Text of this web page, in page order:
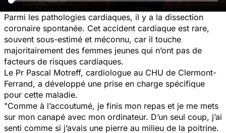
Parmi les pathologies cardiaques, il y a la dissection
coronaire spontanée. Cet accident cardiaque est rare,
souvent sous-estimé et méconnu, car il touche
majoritairement des femmes jeunes qui n’ont pas de
facteurs de risques cardiaques.
Le Pr Pascal Motreff, cardiologue au CHU de Clermont-
Ferrand, a développé une prise en charge spécifique
pour cette maladie.
"Comme à l’accoutumé, je finis mon repas et je me mets
sur mon canapé avec mon ordinateur. D’un seul coup, j’ai
senti comme si j’avais une pierre au milieu de la poitrine.